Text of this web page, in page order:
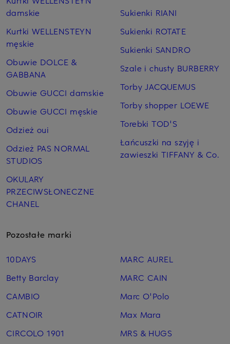
damskie
Kurtki WELLENSTEYN
męskie
Obuwie DOLCE &
GABBANA
Obuwie GUCCI damskie
Obuwie GUCCI męskie
Odzież oui
Odzież PAS NORMAL
STUDIOS
OKULARY
PRZECIWSŁONECZNE
CHANEL
Sukienki RIANI
Sukienki ROTATE
Sukienki SANDRO
Szale i chusty BURBERRY
Torby JACQUEMUS
Torby shopper LOEWE
Torebki TOD'S
Łańcuszki na szyję i
zawieszki TIFFANY & Co.
Pozostałe marki
10DAYS
Betty Barclay
CAMBIO
CATNOIR
CIRCOLO 1901
MARC AUREL
MARC CAIN
Marc O'Polo
Max Mara
MRS & HUGS